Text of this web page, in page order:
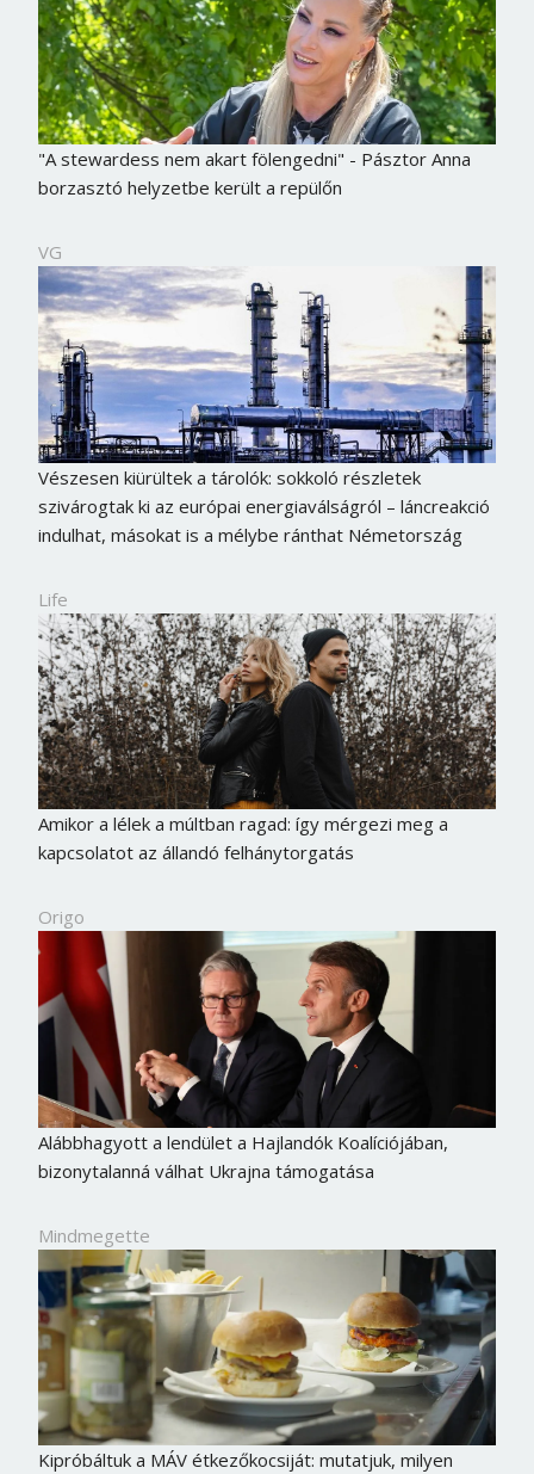
"A stewardess nem akart fölengedni" - Pásztor Anna
borzasztó helyzetbe került a repülőn
VG
Vészesen kiürültek a tárolók: sokkoló részletek
szivárogtak ki az európai energiaválságról – láncreakció
indulhat, másokat is a mélybe ránthat Németország
Life
Amikor a lélek a múltban ragad: így mérgezi meg a
kapcsolatot az állandó felhánytorgatás
Origo
Alábbhagyott a lendület a Hajlandók Koalíciójában,
bizonytalanná válhat Ukrajna támogatása
Mindmegette
Kipróbáltuk a MÁV étkezőkocsiját: mutatjuk, milyen